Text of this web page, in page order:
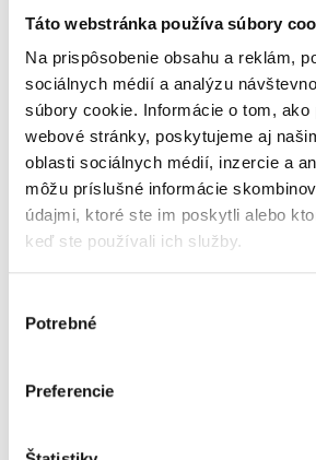
Táto webstránka používa súbory
Na prispôsobenie obsahu a reklám,
sociálnych médií a analýzu
súbory cookie. Informácie o tom, ako
webové stránky, poskytujeme aj
oblasti sociálnych médií, inzercie a
môžu príslušné informácie
údajmi, ktoré ste im poskytli alebo
keď ste používali ich služby.
súhlasu
Potrebné
Preferencie
Kde chcete steny
Zadná stena
Materiál
Drevené Kovové Odporúčame
Farby
Farba prístrešku:
Pokračovať k nezáväznej